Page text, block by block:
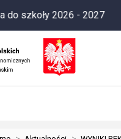
szkoły 2026 - 2027